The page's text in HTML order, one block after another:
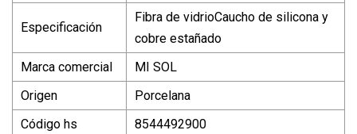
Especificación
Fibra de vidrioCaucho de silicona y
cobre estañado
Marca comercial
MI SOL
Origen
Porcelana
Código hs
8544492900